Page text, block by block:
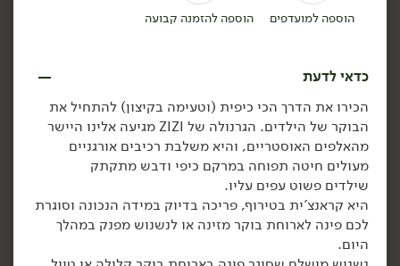
29.90
₪/ יח׳
ליש רצועות פירות בטעם
אבטיח - 'גרופר' (10 יח')
טבעוני
18.90
₪/ יח׳
פינגווינים - חטיף מיץ אורגני
הוספה למועדפים הוספה להזמנה קבועה
כדאי לדעת
הכירו את הדרך הכי כיפית (וטעימה בקיצון) להתחיל את
הבוקר של הילדים. הגרנולה של ZIZI מגיעה אלינו היישר
מהאלפים האוסטריים, והיא משלבת רכיבים אורגניים
מעולים חיטה תפוחה במרקם כיפי ודבש מתקתק
שילדים פשוט עפים עליו.
היא קראנצ'ית בטירוף, פריכה בדיוק במידה הנכונה וסוגרת
לכם פינה לארוחת בוקר מזינה או לנשנוש מפנק במהלך
היום.